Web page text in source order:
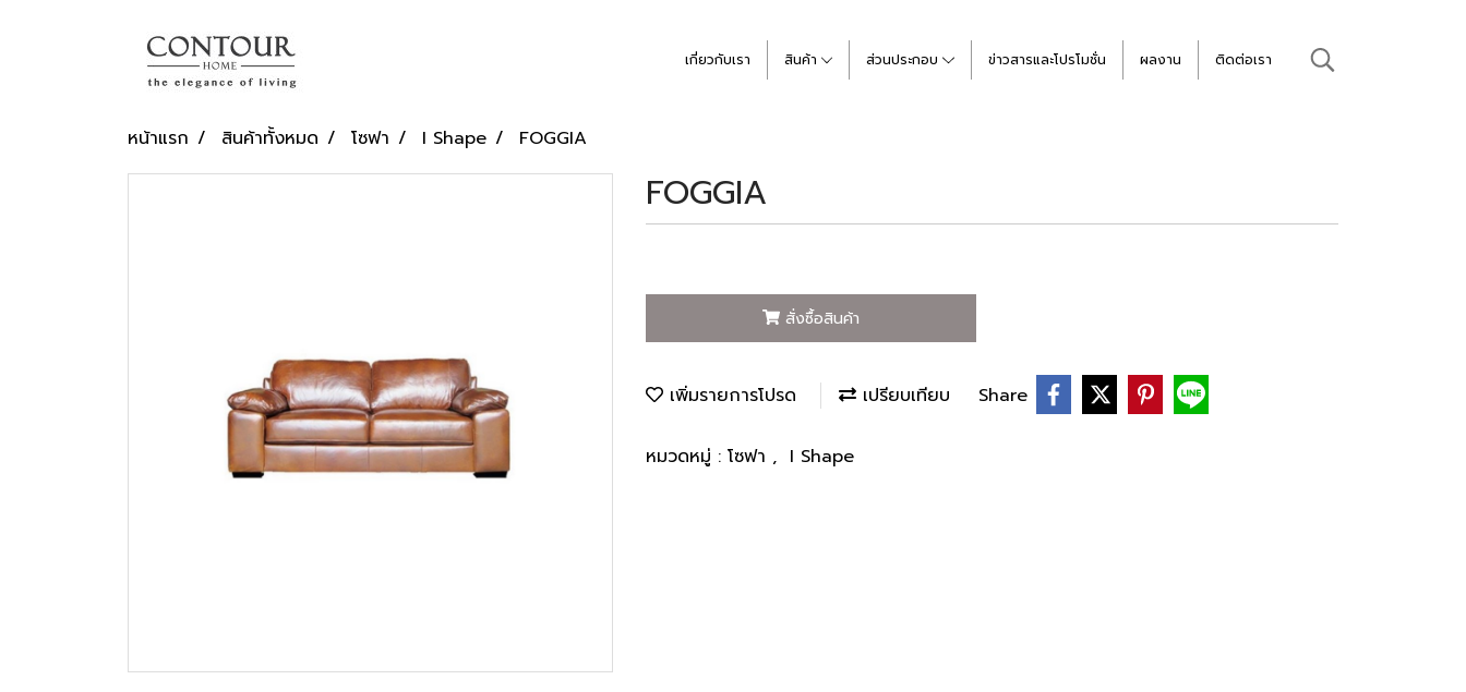
เกี่ยวกับเรา สินค้า ส่วนประกอบ ข่าวสารและโปรโมชั่น ผลงาน ติดต่อเรา
หน้าแรก สินค้าทั้งหมด โซฟา I Shape FOGGIA
FOGGIA
สั่งซื้อสินค้า
เพิ่มรายการโปรด เปรียบเทียบ Share
หมวดหมู่ : โซฟา , I Shape